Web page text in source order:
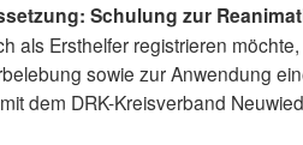
Schulung zur
als Ersthelfer registrieren
sowie zur Anwendung
dem DRK-Kreisverband